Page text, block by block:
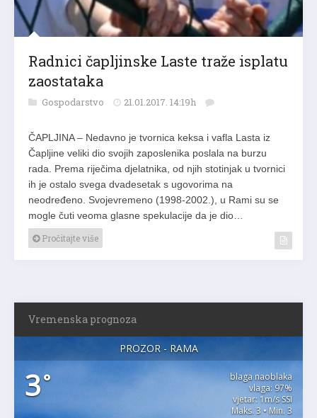
Radnici čapljinske Laste traže isplatu
zaostataka
Gospodarstvo 21.01.2017. 14:19h
ČAPLJINA – Nedavno je tvornica keksa i vafla Lasta iz
Čapljine veliki dio svojih zaposlenika poslala na burzu
rada. Prema riječima djelatnika, od njih stotinjak u tvornici
ih je ostalo svega dvadesetak s ugovorima na
neodređeno. Svojevremeno (1998-2002.), u Rami su se
mogle čuti veoma glasne spekulacije da je dio…
Pročitajte više
Vremenska prognoza
PROZOR - RAMA
3°
blaga naoblaka
vlaga: 97%
vjetar: 1m/s SSI
Maks. 3 • Min. 3